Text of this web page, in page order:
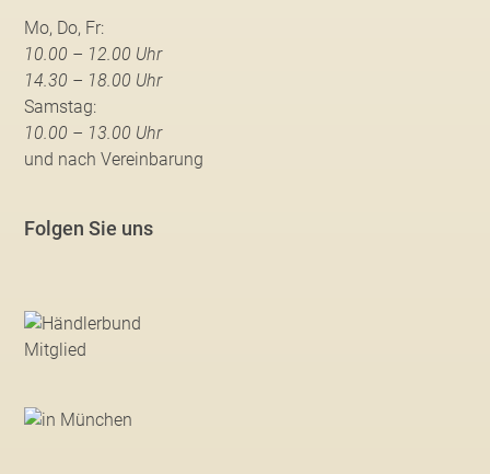
Mo, Do, Fr:
10.00 – 12.00 Uhr
14.30 – 18.00 Uhr
Samstag:
10.00 – 13.00 Uhr
und nach Vereinbarung
Folgen Sie uns